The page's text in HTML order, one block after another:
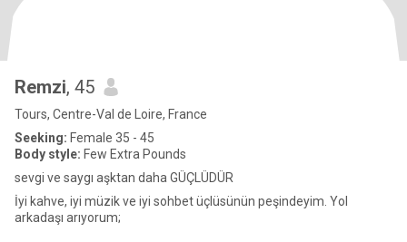
Remzi, 45
Tours, Centre-Val de Loire, France
Seeking: Female 35 - 45
Body style: Few Extra Pounds
sevgi ve saygı aşktan daha GÜÇLÜDÜR
İyi kahve, iyi müzik ve iyi sohbet üçlüsünün peşindeyim. Yol
arkadaşı arıyorum;